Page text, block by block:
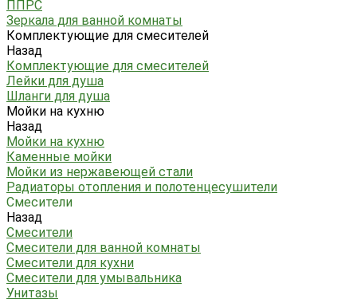
ППРС
Зеркала для ванной комнаты
Комплектующие для смесителей
Назад
Комплектующие для смесителей
Лейки для душа
Шланги для душа
Мойки на кухню
Назад
Мойки на кухню
Каменные мойки
Мойки из нержавеющей стали
Радиаторы отопления и полотенцесушители
Смесители
Назад
Смесители
Смесители для ванной комнаты
Смесители для кухни
Смесители для умывальника
Унитазы